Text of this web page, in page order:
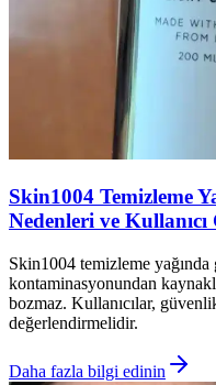
Skin1004 Temizleme
Nedenleri ve
Skin1004 temizleme
kontaminasyonundan
bozmaz. Kullanıcılar,
değerlendirmelidir.
Daha fazla bilgi edinin